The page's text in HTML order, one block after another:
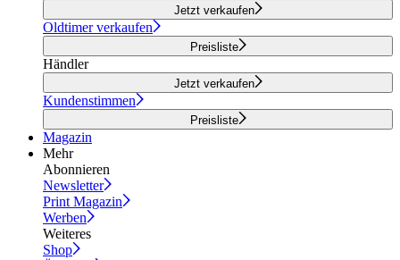
Jetzt verkaufen
Oldtimer verkaufen
Preisliste
Händler
Jetzt verkaufen
Kundenstimmen
Preisliste
Magazin
Mehr
Abonnieren
Newsletter
Print Magazin
Werben
Weiteres
Shop